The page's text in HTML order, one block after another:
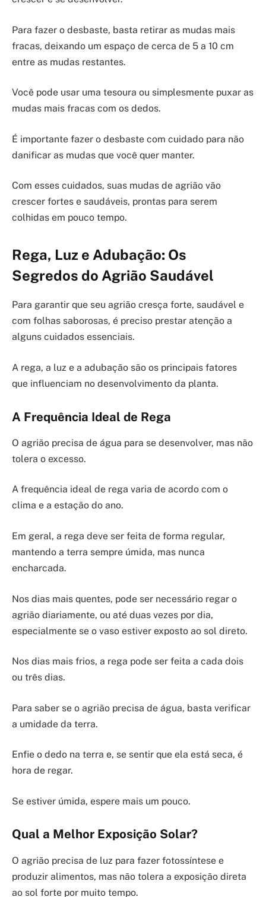
Para fazer o desbaste, basta retirar as mudas mais
fracas, deixando um espaço de cerca de 5 a 10 cm
entre as mudas restantes.
Você pode usar uma tesoura ou simplesmente puxar as
mudas mais fracas com os dedos.
É importante fazer o desbaste com cuidado para não
danificar as mudas que você quer manter.
Com esses cuidados, suas mudas de agrião vão
crescer fortes e saudáveis, prontas para serem
colhidas em pouco tempo.
Rega, Luz e Adubação: Os
Segredos do Agrião Saudável
Para garantir que seu agrião cresça forte, saudável e
com folhas saborosas, é preciso prestar atenção a
alguns cuidados essenciais.
A rega, a luz e a adubação são os principais fatores
que influenciam no desenvolvimento da planta.
A Frequência Ideal de Rega
O agrião precisa de água para se desenvolver, mas não
tolera o excesso.
A frequência ideal de rega varia de acordo com o
clima e a estação do ano.
Em geral, a rega deve ser feita de forma regular,
mantendo a terra sempre úmida, mas nunca
encharcada.
Nos dias mais quentes, pode ser necessário regar o
agrião diariamente, ou até duas vezes por dia,
especialmente se o vaso estiver exposto ao sol direto.
Nos dias mais frios, a rega pode ser feita a cada dois
ou três dias.
Para saber se o agrião precisa de água, basta verificar
a umidade da terra.
Enfie o dedo na terra e, se sentir que ela está seca, é
hora de regar.
Se estiver úmida, espere mais um pouco.
Qual a Melhor Exposição Solar?
O agrião precisa de luz para fazer fotossíntese e
produzir alimentos, mas não tolera a exposição direta
ao sol forte por muito tempo.